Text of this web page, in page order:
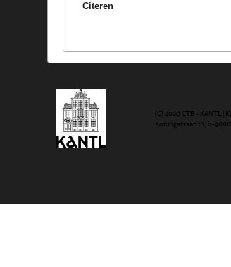
Citeren
(C) 2020 CTB - KANTL
Koningstraat 18 | b-